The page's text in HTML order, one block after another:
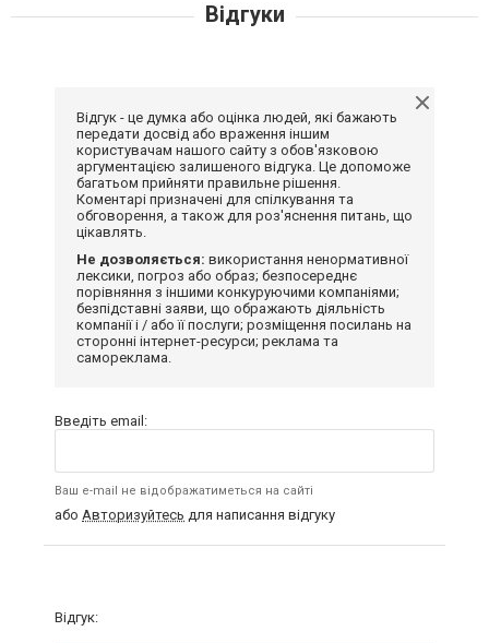
Відгуки
Відгук - це думка або оцінка людей, які бажають
передати досвід або враження іншим
користувачам нашого сайту з обов'язковою
аргументацією залишеного відгука. Це допоможе
багатьом прийняти правильне рішення.
Коментарі призначені для спілкування та
обговорення, а також для роз'яснення питань, що
цікавлять.
Не дозволяється: використання ненормативної
лексики, погроз або образ; безпосереднє
порівняння з іншими конкуруючими компаніями;
безпідставні заяви, що ображають діяльність
компанії і / або її послуги; розміщення посилань на
сторонні інтернет-ресурси; реклама та
самореклама.
Введіть email:
Ваш e-mail не відображатиметься на сайті
або Авторизуйтесь для написання відгуку
Відгук: